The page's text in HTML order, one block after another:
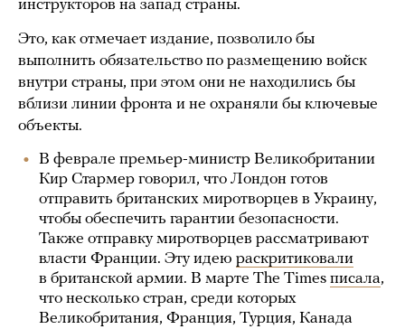
инструкторов на запад страны.
Это, как отмечает издание, позволило бы
выполнить обязательство по размещению войск
внутри страны, при этом они не находились бы
вблизи линии фронта и не охраняли бы ключевые
объекты.
В феврале премьер-министр Великобритании
Кир Стармер говорил, что Лондон готов
отправить британских миротворцев в Украину,
чтобы обеспечить гарантии безопасности.
Также отправку миротворцев рассматривают
власти Франции. Эту идею раскритиковали
в британской армии. В марте The Times писала,
что несколько стран, среди которых
Великобритания, Франция, Турция, Канада